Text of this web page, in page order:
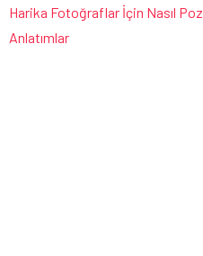
Harika Fotoğraflar İçin Nasıl
Anlatımlar